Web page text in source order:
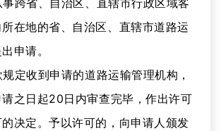
事跨省、自治区、直辖市行政区域客
在地的省、自治区、直辖市道路运
申请。
定收到申请的道路运输管理机构，
之日起20日内审查完毕，作出许可
决定。予以许可的，向申请人颁发